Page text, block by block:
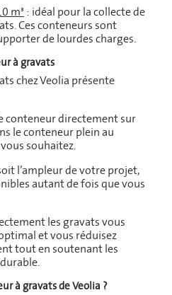
m³ : idéal pour la collecte de
Ces conteneurs sont
de lourdes charges.
à gravats
chez Veolia présente
conteneur directement sur
le conteneur plein au
souhaitez.
l’ampleur de votre projet,
autant de fois que vous
les gravats vous
et vous réduisez
tout en soutenant les
à gravats de Veolia ?